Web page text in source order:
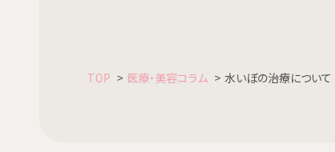
TOP 医療・美容コラム 水いぼの治療について